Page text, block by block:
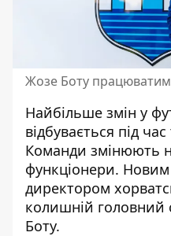
Жозе Боту
Найбільше змін у
відбувається під
Команди змінюють
функціонери.
директором
колишній головний
Боту.